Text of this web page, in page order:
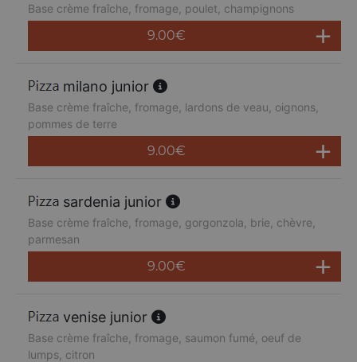
Base crème fraîche, fromage, poulet, champignons
9.00€
milano junior
Base crème fraîche, fromage, lardons de veau, oignons,
pommes de terre
9.00€
sardenia junior
Base crème fraîche, fromage, gorgonzola, brie, chèvre,
parmesan
9.00€
venise junior
Base crème fraîche, fromage, saumon fumé, oeuf de
lumps, citron